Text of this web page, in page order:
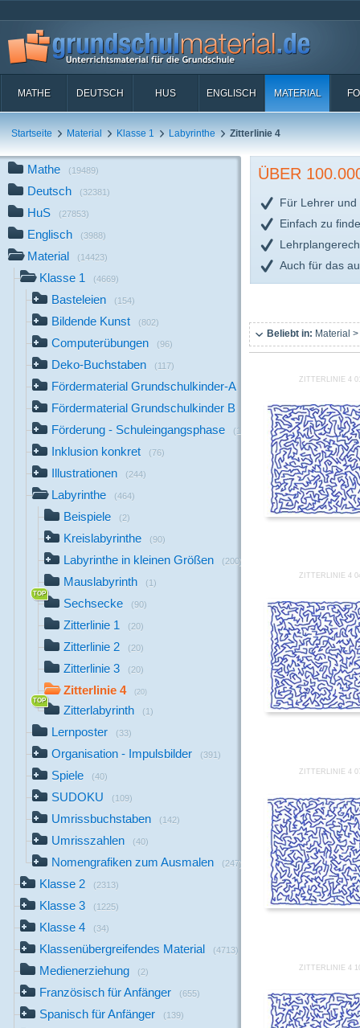
MATHE DEUTSCH HUS ENGLISCH MATERIAL
Startseite Material Klasse 1 Labyrinthe Zitterlinie 4
Mathe (19489)
Deutsch (32381)
HuS (27853)
Englisch (3988)
Material (14423)
Klasse 1 (4669)
Basteleien (154)
Bildende Kunst (802)
Computerübungen (96)
Deko-Buchstaben (117)
Fördermaterial Grundschulkinder-A
Fördermaterial Grundschulkinder B
Förderung - Schuleingangsphase (1142)
Inklusion konkret (76)
Illustrationen (244)
Labyrinthe (464)
Beispiele (2)
Kreislabyrinthe (90)
Labyrinthe in kleinen Größen (200)
Mauslabyrinth (1)
Sechsecke (90)
Zitterlinie 1 (20)
Zitterlinie 2 (20)
Zitterlinie 3 (20)
Zitterlinie 4 (20)
Zitterlabyrinth (1)
Lernposter (33)
Organisation - Impulsbilder (391)
Spiele (40)
SUDOKU (109)
Umrissbuchstaben (142)
Umrisszahlen (40)
Nomengrafiken zum Ausmalen (247)
Klasse 2 (2313)
Klasse 3 (1225)
Klasse 4 (34)
Klassenübergreifendes Material (4713)
Medienerziehung (2)
Französisch für Anfänger (655)
Spanisch für Anfänger (139)
ÜBER
Für Lehrer und
Einfach zu
Auch für das
Beliebt in: Material
ZITTERLINIE 4
ZITTERLINIE 4
ZITTERLINIE 4
ZITTERLINIE 4